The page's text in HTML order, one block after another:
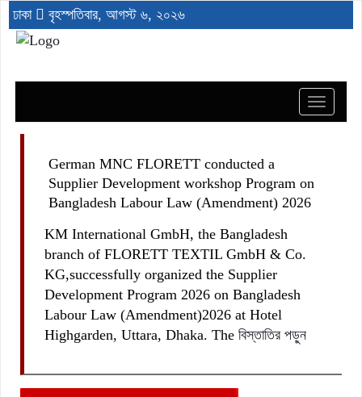
ঢাকা বৃহস্পতিবার, আগস্ট ৬, ২০২৬
Toggle
German MNC FLORETT conducted a
Supplier Development workshop Program on
Bangladesh Labour Law (Amendment) 2026
KM International GmbH, the Bangladesh
branch of FLORETT TEXTIL GmbH & Co.
KG,successfully organized the Supplier
Development Program 2026 on Bangladesh
Labour Law (Amendment)2026 at Hotel
Highgarden, Uttara, Dhaka. The বিস্তাতির পড়ুন